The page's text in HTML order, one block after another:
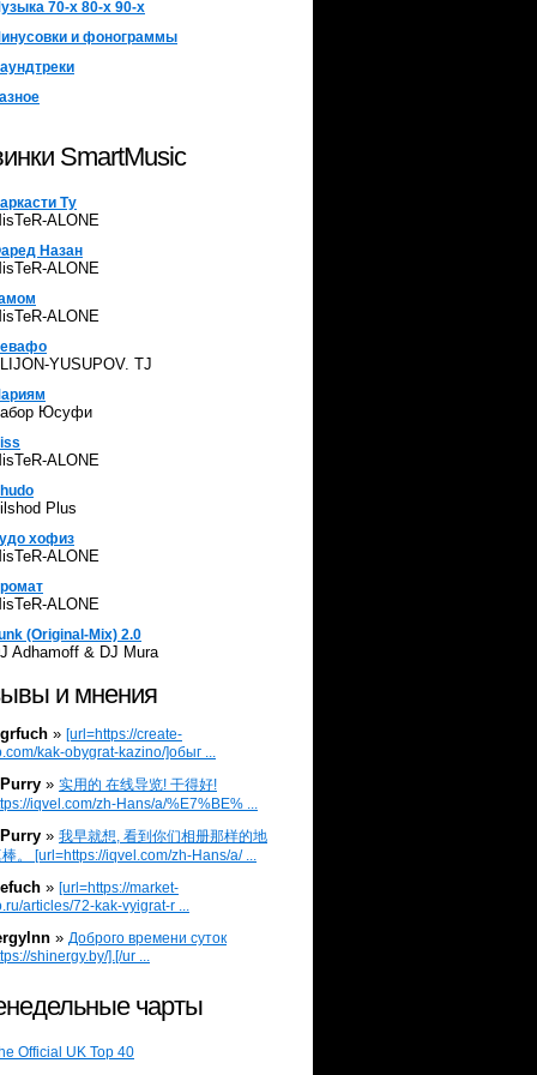
70-х 80-х 90-х
и фонограммы
SmartMusic
Ту
ALONE
Назан
ALONE
ALONE
YUSUPOV. TJ
Юсуфи
ALONE
Plus
хофиз
ALONE
ALONE
(Original-Mix) 2.0
Adhamoff & DJ Mura
и мнения
» [url=https://create-
kak-obygrat-kazino/]обыг ...
» 实用的 在线导览! 干得好!
iqvel.com/zh-Hans/a/%E7%BE% ...
» 我早就想, 看到你们相册那样的地
。 [url=https://iqvel.com/zh-Hans/a/ ...
» [url=https://market-
articles/72-kak-vyigrat-r ...
» Доброго времени суток
shinergy.by/].[/ur ...
чарты
Official UK Top 40